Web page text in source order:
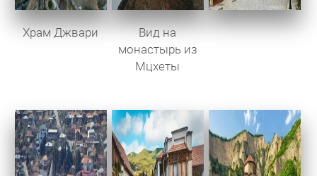
Храм Джвари
Вид на
монастырь из
Мцхеты